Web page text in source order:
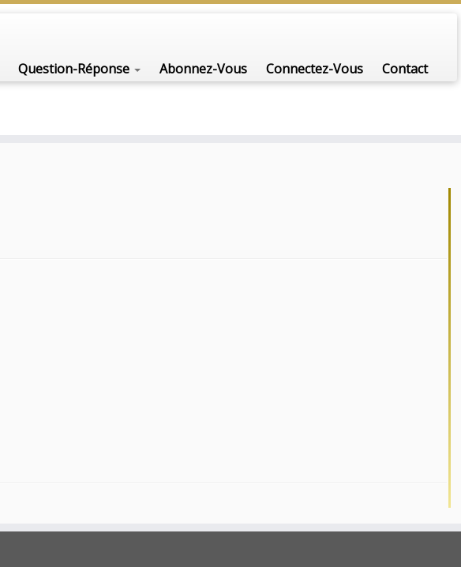
Question-Réponse Abonnez-Vous Connectez-Vous Contact